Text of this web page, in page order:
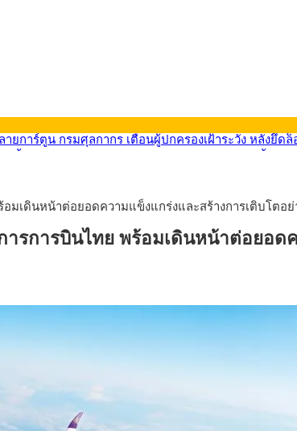
ซื้อขายในกรอบ 33.40-34.00 มองเฟดคงดอกเบี้ย
ติดตามข้อมูลจ้างงานสหรัฐฯ
น้า 5 ยุทธศาสตร์ รื้อโครงสร้างเศรษฐกิจ ดันไทยโตเต็ม
ายการ์ตูน กรมศุลกากร เตือนผู้ปกครองเฝ้าระวัง หลังยึด
เดินหน้าต่อยอดความแข็งแกร่งและสร้างการเติบโตอย่
รการบินไทย พร้อมเดินหน้าต่อยอด